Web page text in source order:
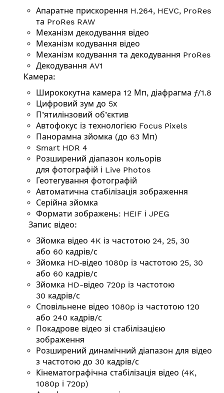
Апаратне прискорення H.264, HEVC, ProRes
та ProRes RAW
Механізм декодування відео
Механізм кодування відео
Механізм кодування та декодування ProRes
Декодування AV1
Камера:
Ширококутна камера 12 Мп, діафрагма ƒ/1.8
Цифровий зум до 5х
П’ятилінзовий об’єктив
Автофокус із технологією Focus Pixels
Панорамна зйомка (до 63 Мп)
Smart HDR 4
Розширений діапазон кольорів
для фотографій і Live Photos
Геотегування фотографій
Автоматична стабілізація зображення
Серійна зйомка
Формати зображень: HEIF і JPEG
Запис відео:
Зйомка відео 4K із частотою 24, 25, 30
або 60 кадрів/с
Зйомка HD‑відео 1080p із частотою 25, 30
або 60 кадрів/с
Зйомка HD-відео 720p із частотою
30 кадрів/с
Сповільнене відео 1080p із частотою 120
або 240 кадрів/с
Покадрове відео зі стабілізацією
зображення
Розширений динамічний діапазон для відео
з частотою до 30 кадрів/с
Кінемато­графічна стабілізація відео (4K,
1080p і 720p)